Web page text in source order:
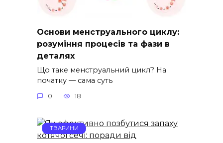
Основи менструального циклу:
розуміння процесів та фази в
деталях
Що таке менструальний цикл? На
початку — сама суть
0 18
ТВАРИНИ